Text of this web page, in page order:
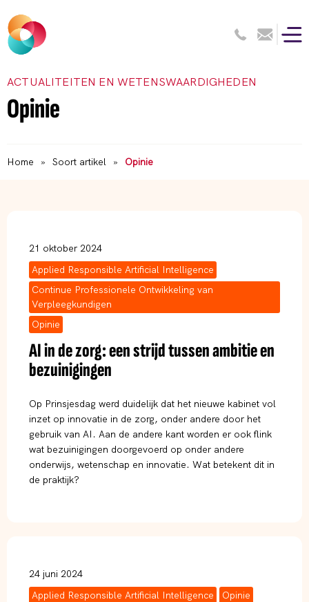
ACTUALITEITEN EN WETENSWAARDIGHEDEN
Opinie
Home » Soort artikel » Opinie
21 oktober 2024
Applied Responsible Artificial Intelligence
Continue Professionele Ontwikkeling van
Verpleegkundigen
Opinie
AI in de zorg: een strijd tussen ambitie en
bezuinigingen
Op Prinsjesdag werd duidelijk dat het nieuwe kabinet vol
inzet op innovatie in de zorg, onder andere door het
gebruik van AI. Aan de andere kant worden er ook flink
wat bezuinigingen doorgevoerd op onder andere
onderwijs, wetenschap en innovatie. Wat betekent dit in
de praktijk?
24 juni 2024
Applied Responsible Artificial Intelligence
Opinie